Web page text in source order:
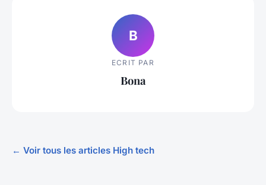
B
ECRIT PAR
Bona
← Voir tous les articles High tech